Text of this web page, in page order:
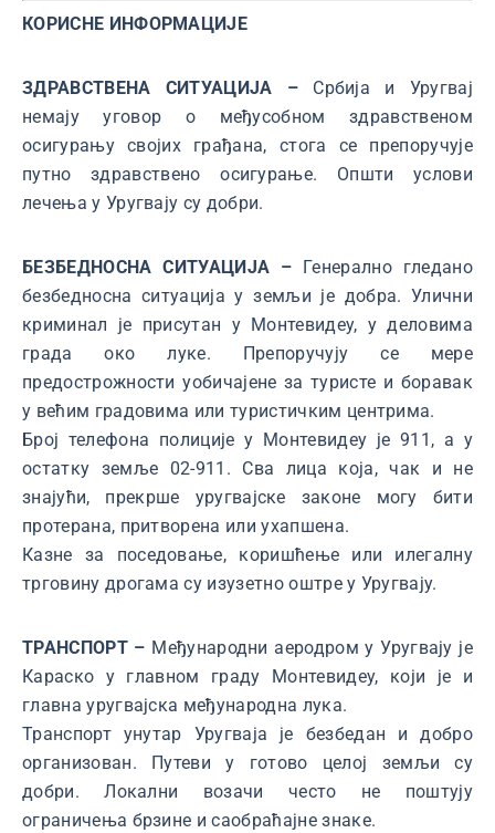
КОРИСНЕ ИНФОРМАЦИЈЕ
ЗДРАВСТВЕНА СИТУАЦИЈА – Србија и Уругвај
немају уговор о међусобном здравственом
осигурању својих грађана, стога се препоручује
путно здравствено осигурање. Општи услови
лечења у Уругвају су добри.
БЕЗБЕДНОСНА СИТУАЦИЈА – Генерално гледано
безбедносна ситуација у земљи је добра. Улични
криминал је присутан у Монтевидеу, у деловима
града око луке. Препоручују се мере
предострожности уобичајене за туристе и боравак
у већим градовима или туристичким центрима.
Број телефона полиције у Монтевидеу је 911, а у
остатку земље 02-911. Сва лица која, чак и не
знајући, прекрше уругвајске законе могу бити
протерана, притворена или ухапшена.
Казне за поседовање, коришћење или илегалну
трговину дрогама су изузетно оштре у Уругвају.
ТРАНСПОРТ – Међународни аеродром у Уругвају је
Караско у главном граду Монтевидеу, који је и
главна уругвајска међународна лука.
Транспорт унутар Уругваја је безбедан и добро
организован. Путеви у готово целој земљи су
добри. Локални возачи често не поштују
ограничења брзине и саобраћајне знаке.